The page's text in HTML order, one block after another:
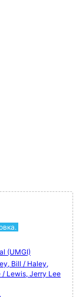
(UMGI)
Bill / Haley,
/ Lewis, Jerry Lee